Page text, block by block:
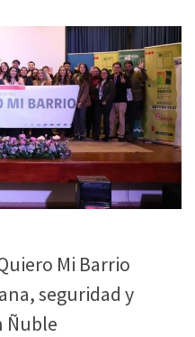
Mi Barrio
seguridad y
Ñuble